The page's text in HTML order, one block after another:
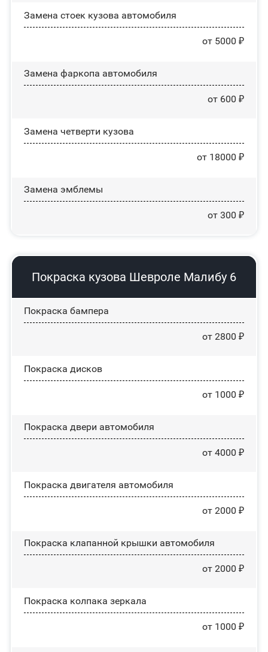
Замена стоек кузова автомобиля
от 5000 ₽
Замена фаркопа автомобиля
от 600 ₽
Замена четверти кузова
от 18000 ₽
Замена эмблемы
от 300 ₽
Покраска кузова Шевроле Малибу 6
Покраска бампера
от 2800 ₽
Покраска дисков
от 1000 ₽
Покраска двери автомобиля
от 4000 ₽
Покраска двигателя автомобиля
от 2000 ₽
Покраска клапанной крышки автомобиля
от 2000 ₽
Покраска колпака зеркала
от 1000 ₽